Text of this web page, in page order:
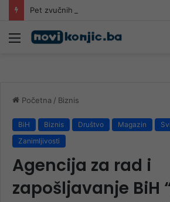
Meni
Početna / Biznis
BiH Biznis Društvo Magazin
Zanimljivosti
Agencija za rad i
zapošljavanje BiH